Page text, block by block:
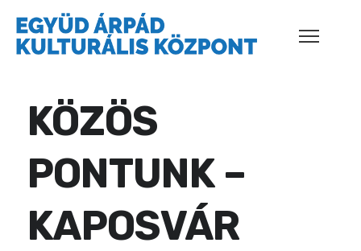
KÖZÖS
PONTUNK –
KAPOSVÁR